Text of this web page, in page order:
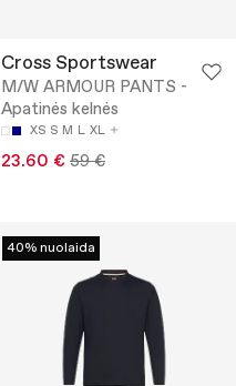
Cross Sportswear
M/W ARMOUR PANTS -
Apatinės kelnės
XS S M L XL
23.60 € 59 €
40% nuolaida